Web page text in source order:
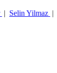
| Selin Yilmaz |